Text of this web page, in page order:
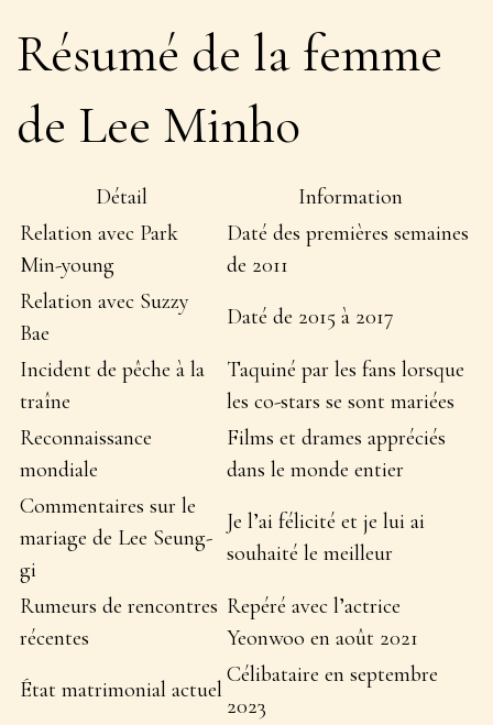
Résumé de la femme
de Lee Minho
Détail
Information
Relation avec Park
Min-young
Daté des premières semaines
de 2011
Relation avec Suzzy
Bae
Daté de 2015 à 2017
Incident de pêche à la
traîne
Taquiné par les fans lorsque
les co-stars se sont mariées
Reconnaissance
mondiale
Films et drames appréciés
dans le monde entier
Commentaires sur le
mariage de Lee Seung-
gi
Je l’ai félicité et je lui ai
souhaité le meilleur
Rumeurs de rencontres
récentes
Repéré avec l’actrice
Yeonwoo en août 2021
État matrimonial actuel
Célibataire en septembre
2023